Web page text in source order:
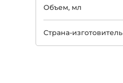
Объем, мл
Страна-изготовитель